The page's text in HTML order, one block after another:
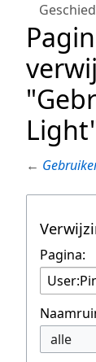
←
Pagina:
alle